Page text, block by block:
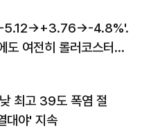
5.12→+3.76→-4.8%'…'
도 여전히 롤러코스터
최고 39도 폭염 절
대야' 지속